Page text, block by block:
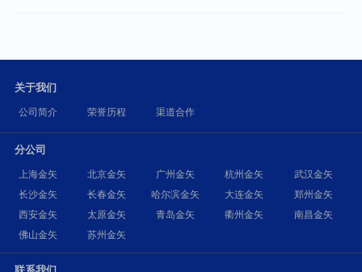
关于我们
公司简介 荣誉历程 渠道合作
分公司
上海金矢 北京金矢 广州金矢 杭州金矢
武汉金矢
长沙金矢
长春金矢 哈尔滨金矢 大连金矢
郑州金矢
西安金矢
太原金矢 青岛金矢 衢州金矢
南昌金矢
佛山金矢
苏州金矢